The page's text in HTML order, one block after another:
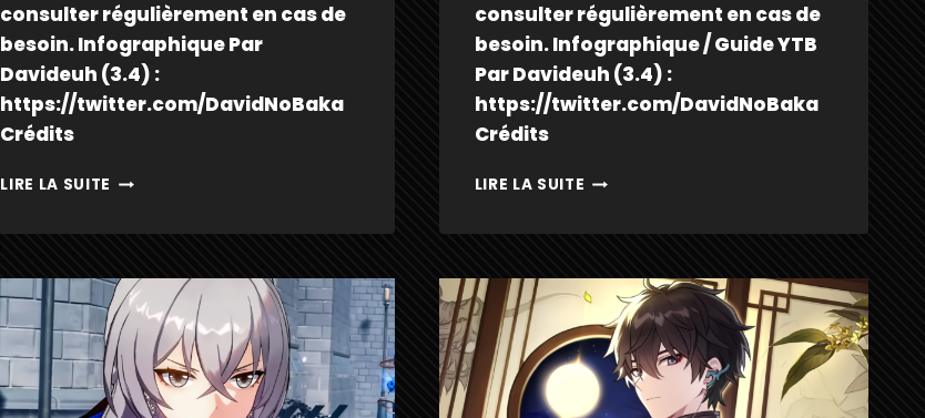
consulter régulièrement en cas de
besoin. Infographique Par
Davideuh (3.4) :
https://twitter.com/DavidNoBaka
Crédits
LIRE LA SUITE FEIXIAO
consulter régulièrement en cas de
besoin. Infographique / Guide YTB
Par Davideuh (3.4) :
https://twitter.com/DavidNoBaka
Crédits
LIRE LA SUITE BLACK